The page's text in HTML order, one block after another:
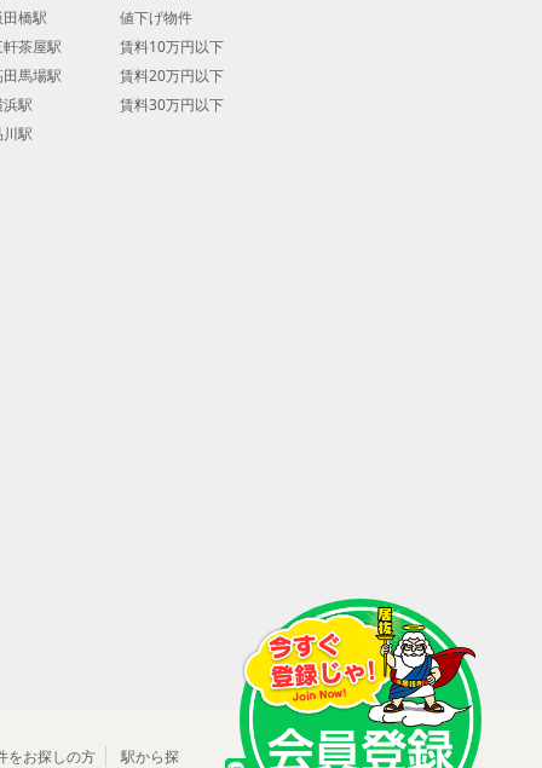
田橋駅
軒茶屋駅
田馬場駅
駅
駅
値下げ物件
賃料10万円以下
賃料20万円以下
賃料30万円以下
をお探しの方 駅から探